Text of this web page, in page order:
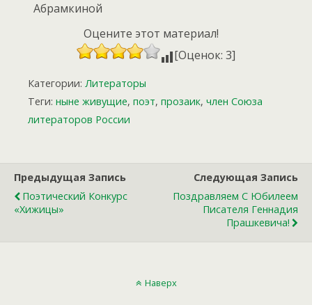
Абрамкиной
Оцените этот материал!
[Оценок: 3]
Категории: Литераторы
Теги: ныне живущие, поэт, прозаик, член Союза
литераторов России
Предыдущая Запись
Поэтический Конкурс
«Хижицы»
Следующая Запись
Поздравляем С Юбилеем
Писателя Геннадия
Прашкевича!
Наверх